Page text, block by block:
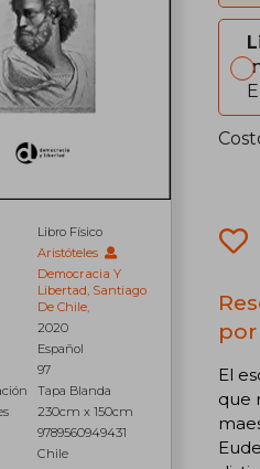
Libro Físico
Aristóteles
Democracia Y
Libertad, Santiago
De Chile,
2020
Español
97
Tapa Blanda
230cm x 150cm
9789560949431
Chile
El
que